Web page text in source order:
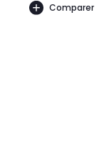
Comparer